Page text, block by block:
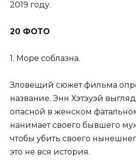
2019 году.
20 ФОТО
1. Море соблазна.
Зловещий сюжет фильма
название. Энн Хэтэуэй
опасной в женском
нанимает своего бывшего
чтобы убить своего
это не вся история.